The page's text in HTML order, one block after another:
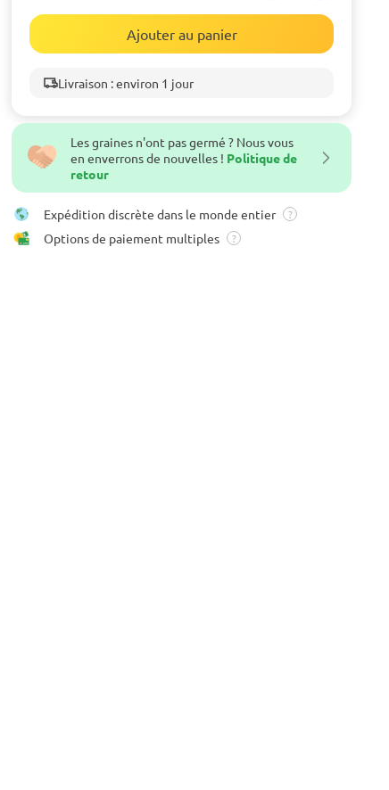
Ajouter au panier
Livraison : environ 1 jour
Les graines n'ont pas germé ? Nous vous
en enverrons de nouvelles ! Politique de
retour
Expédition discrète dans le monde entier ?
Options de paiement multiples ?